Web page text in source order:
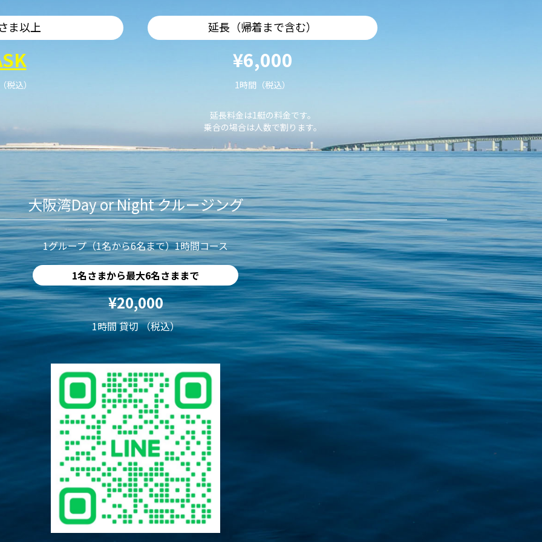
ま以上
税込）
延長（帰着まで含む）
¥6,000
1時間（税込）
延長料金は1艇の料金です。
乗合の場合は人数で割ります。
大阪湾Day or Night クルージング
1グループ（1名から6名まで）1時間コース
1名さまから最大6名さままで
¥20,000
1時間 貸切 （税込）